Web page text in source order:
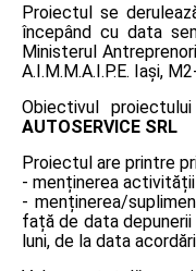
Proiectul se
începând cu data
Ministerul
A.I.M.M.A.I.P.E. Iaşi,
Obiectivul
AUTOSERVICE SRL
Proiectul are printre
- menținerea activității
- menținerea/
față de data depunerii
luni, de la data